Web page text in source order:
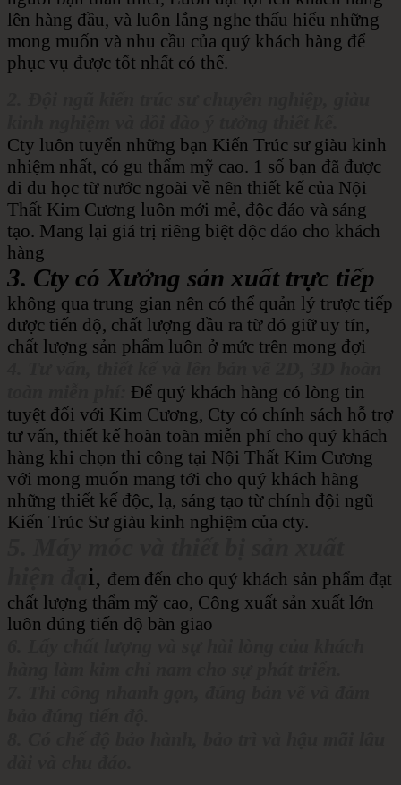
lên hàng đầu, và luôn lắng nghe thấu hiểu những
mong muốn và nhu cầu của quý khách hàng để
phục vụ được tốt nhất có thể.
Cty luôn tuyển những bạn Kiến Trúc sư giàu kinh
nhiệm nhất, có gu thẩm mỹ cao. 1 số bạn đã được
đi du học từ nước ngoài về nên thiết kế của Nội
Thất Kim Cương luôn mới mẻ, độc đáo và sáng
tạo. Mang lại giá trị riêng biệt độc đáo cho khách
hàng
3. Cty có Xưởng sản xuất trực tiếp
không qua trung gian nên có thể quản lý trược tiếp
được tiến độ, chất lượng đầu ra từ đó giữ uy tín,
chất lượng sản phẩm luôn ở mức trên mong đợi
Để quý khách hàng có lòng tin
tuyệt đối với Kim Cương, Cty có chính sách hỗ trợ
tư vấn, thiết kế hoàn toàn miễn phí cho quý khách
hàng khi chọn thi công tại Nội Thất Kim Cương
với mong muốn mang tới cho quý khách hàng
những thiết kế độc, lạ, sáng tạo từ chính đội ngũ
Kiến Trúc Sư giàu kinh nghiệm của cty.
i, đem đến cho quý khách sản phẩm đạt
chất lượng thẩm mỹ cao, Công xuất sản xuất lớn
luôn đúng tiến độ bàn giao